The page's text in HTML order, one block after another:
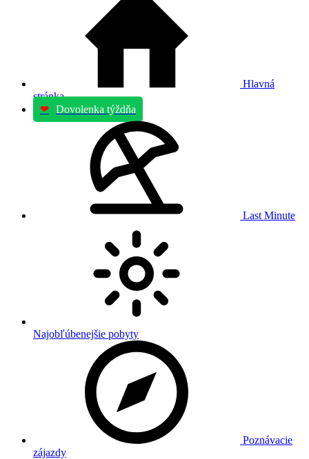
Hlavná
stránka
❤ Dovolenka týždňa
Last Minute
Najobľúbenejšie pobyty
Poznávacie
zájazdy